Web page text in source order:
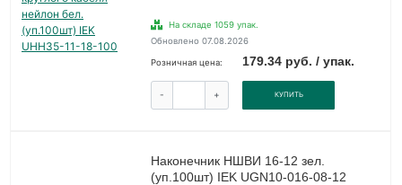
На складе 1059 упак.
Обновлено 07.08.2026
Розничная цена: 179.34 руб. / упак.
- + КУПИТЬ
Наконечник НШВИ 16-12 зел.
(уп.100шт) IEK UGN10-016-08-12